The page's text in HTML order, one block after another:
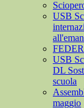
USB
USB
DL
scuola
maggio